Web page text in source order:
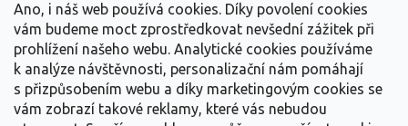
Ano, i náš web používá cookies. Díky povolení cookies
vám budeme moct zprostředkovat nevšední zážitek při
prohlížení našeho webu. Analytické cookies používáme
k analýze návštěvnosti, personalizační nám pomáhají
s přizpůsobením webu a díky marketingovým cookies se
vám zobrazí takové reklamy, které vás nebudou
Vše o nákupu
Informace pro Vás